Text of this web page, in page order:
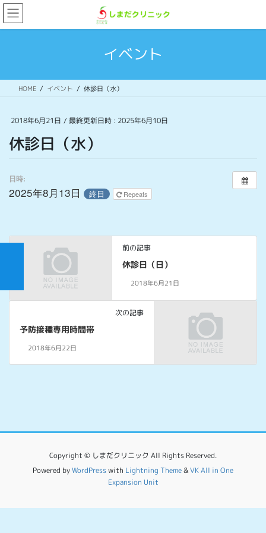
コ
ン
テ
ス
ナ
ビ
ゲ
ン
イベント
HOME イベント 休診日（水）
2018年6月21日 / 最終更新日時 : 2025年6月10日
休診日（水）
日時:
2025年8月13日 終日 Repeats
前の記事
休診日（日）
2018年6月21日
次の記事
予防接種専用時間帯
2018年6月22日
Copyright © しまだクリニック All Rights Reserved.
Powered byWordPresswith Lightning Theme&VK All in One
Expansion Unit